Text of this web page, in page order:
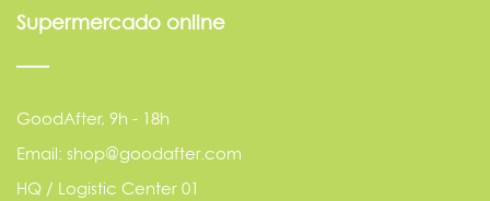
Supermercado online
GoodAfter, 9h - 18h
Email: shop@goodafter.com
HQ / Logistic Center 01